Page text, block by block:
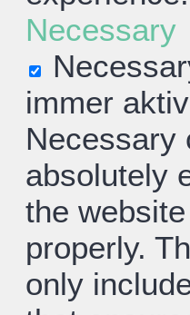
Necessary
immer aktiv
Necessary
absolutely
the
properly.
only